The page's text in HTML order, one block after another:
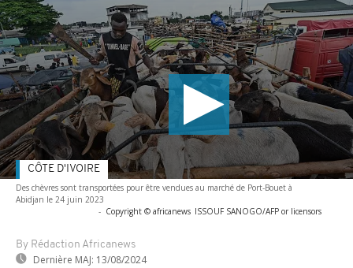
Des chèvres sont transportées pour être vendues au marché de Port-Bouet à
Abidjan le 24 juin 2023
- Copyright © africanews ISSOUF SANOGO/AFP or licensors
By Rédaction Africanews
Dernière MAJ: 13/08/2024
CÔTE D'IVOIRE